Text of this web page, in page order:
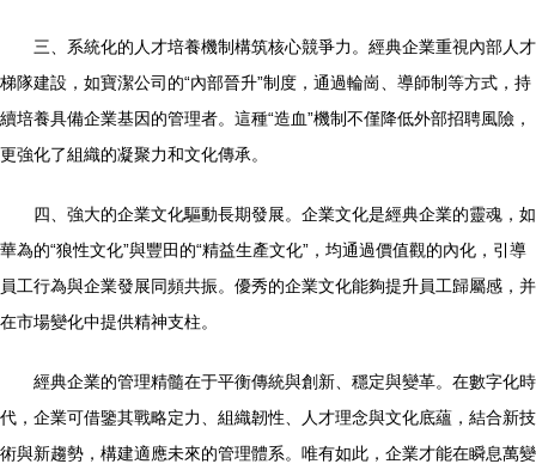
三、系統化的人才培養機制構筑核心競爭力。經典企業重視內部人才
梯隊建設，如寶潔公司的“內部晉升”制度，通過輪崗、導師制等方式，持
續培養具備企業基因的管理者。這種“造血”機制不僅降低外部招聘風險，
更強化了組織的凝聚力和文化傳承。
四、強大的企業文化驅動長期發展。企業文化是經典企業的靈魂，如
華為的“狼性文化”與豐田的“精益生產文化”，均通過價值觀的內化，引導
員工行為與企業發展同頻共振。優秀的企業文化能夠提升員工歸屬感，并
在市場變化中提供精神支柱。
經典企業的管理精髓在于平衡傳統與創新、穩定與變革。在數字化時
代，企業可借鑒其戰略定力、組織韌性、人才理念與文化底蘊，結合新技
術與新趨勢，構建適應未來的管理體系。唯有如此，企業才能在瞬息萬變